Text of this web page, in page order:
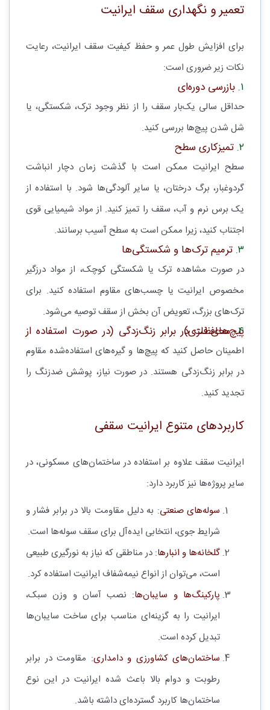
تعمیر و نگهداری سقف ایرانیت
برای افزایش طول عمر و حفظ کیفیت سقف ایرانیت، رعایت
نکات زیر ضروری است:
۱. بازرسی دوره‌ای
حداقل سالی یک‌بار سقف را از نظر وجود ترک، شکستگی، یا
شل شدن پیچ‌ها بررسی کنید.
۲. تمیزکاری سطح
سطح ایرانیت ممکن است با گذشت زمان دچار انباشت
گردوغبار، برگ درختان، یا سایر آلودگی‌ها شود. با استفاده از
یک برس نرم و آب، سقف را تمیز کنید. از مواد شیمیایی قوی
اجتناب کنید، زیرا ممکن است به سطح آسیب برسانند.
۳. ترمیم ترک‌ها و شکستگی‌ها
در صورت مشاهده ترک یا شکستگی کوچک، از مواد درزگیر
مخصوص ایرانیت یا چسب‌های مقاوم استفاده کنید. برای
ترک‌های بزرگ، تعویض آن بخش از سقف توصیه می‌شود.
۴.
محافظت در برابر زنگ‌زدگی (در صورت استفاده از پیچ‌های فلزی)
اطمینان حاصل کنید که پیچ‌ها و گیره‌های استفاده‌شده مقاوم
در برابر زنگ‌زدگی هستند. در صورت نیاز، پوشش ضدزنگ را
تجدید کنید.
کاربردهای متنوع ایرانیت سقفی
ایرانیت سقف علاوه بر استفاده در ساختمان‌های مسکونی، در
سایر پروژه‌ها نیز کاربرد دارد:
سوله‌های صنعتی: به دلیل مقاومت بالا در برابر فشار و
شرایط جوی، انتخابی ایده‌آل برای سقف سوله‌ها است.
گلخانه‌ها و انبارها: در مناطقی که نیاز به نورگیری طبیعی
است، می‌توان از انواع نیمه‌شفاف ایرانیت استفاده کرد.
پارکینگ‌ها و سایبان‌ها: نصب آسان و وزن سبک،
ایرانیت را به گزینه‌ای مناسب برای ساخت سایبان‌ها
تبدیل کرده است.
ساختمان‌های کشاورزی و دامداری: مقاومت در برابر
رطوبت و دوام بالا باعث شده ایرانیت در این نوع
ساختمان‌ها کاربرد گسترده‌ای داشته باشد.